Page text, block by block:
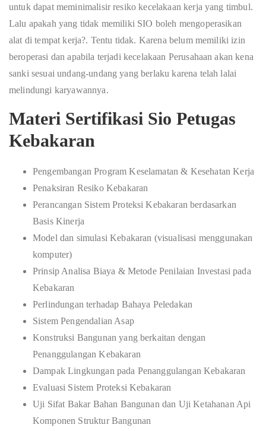
untuk dapat meminimalisir resiko kecelakaan kerja yang timbul.
Lalu apakah yang tidak memiliki SIO boleh mengoperasikan
alat di tempat kerja?. Tentu tidak. Karena belum memiliki izin
beroperasi dan apabila terjadi kecelakaan Perusahaan akan kena
sanki sesuai undang-undang yang berlaku karena telah lalai
melindungi karyawannya.
Materi Sertifikasi Sio Petugas
Kebakaran
Pengembangan Program Keselamatan & Kesehatan Kerja
Penaksiran Resiko Kebakaran
Perancangan Sistem Proteksi Kebakaran berdasarkan
Basis Kinerja
Model dan simulasi Kebakaran (visualisasi menggunakan
komputer)
Prinsip Analisa Biaya & Metode Penilaian Investasi pada
Kebakaran
Perlindungan terhadap Bahaya Peledakan
Sistem Pengendalian Asap
Konstruksi Bangunan yang berkaitan dengan
Penanggulangan Kebakaran
Dampak Lingkungan pada Penanggulangan Kebakaran
Evaluasi Sistem Proteksi Kebakaran
Uji Sifat Bakar Bahan Bangunan dan Uji Ketahanan Api
Komponen Struktur Bangunan